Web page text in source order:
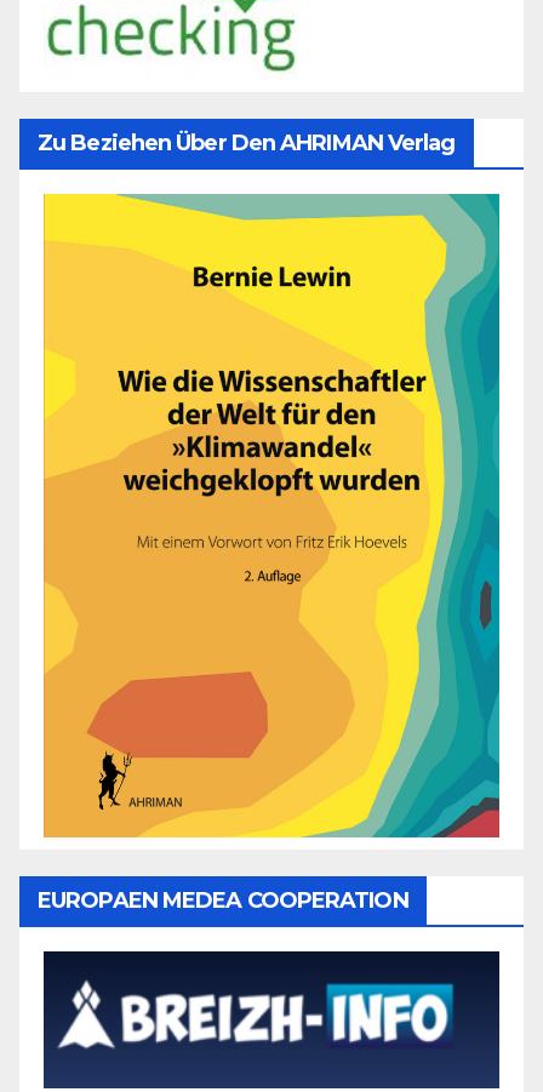
Zu Beziehen Über Den AHRIMAN Verlag
EUROPAEN MEDEA COOPERATION